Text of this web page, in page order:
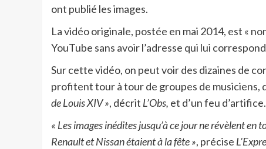
ont publié les images.
La vidéo originale, postée en mai 2014, est «
YouTube sans avoir l’adresse qui lui
Sur cette vidéo, on peut voir des dizaines de
profitent tour à tour de groupes de musiciens,
de Louis XIV », décrit L’Obs, et d’un feu d’artifice.
« Les images inédites jusqu’à ce jour ne révèlent
Renault et Nissan étaient à la fête », précise